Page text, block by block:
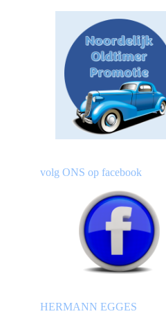
volg ONS op facebook
HERMANN EGGES